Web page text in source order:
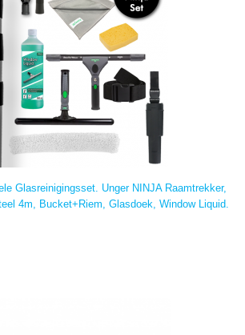
Glasreinigingsset. Unger NINJA Raamtrekker,
4m, Bucket+Riem, Glasdoek, Window Liquid.